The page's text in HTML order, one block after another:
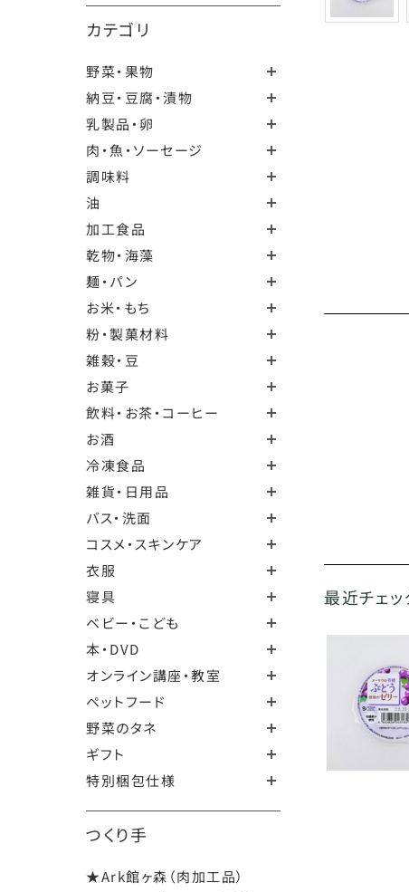
カテゴリ
野菜・果物
納豆・豆腐・漬物
乳製品・卵
肉・魚・ソーセージ
調味料
油
加工食品
乾物・海藻
麺・パン
お米・もち
粉・製菓材料
雑穀・豆
お菓子
飲料・お茶・コーヒー
お酒
冷凍食品
雑貨・日用品
バス・洗面
コスメ・スキンケア
衣服
寝具
ベビー・こども
本・DVD
オンライン講座・教室
ペットフード
野菜のタネ
ギフト
特別梱包仕様
つくり手
★Ark館ヶ森（肉加工品）
最近チェ